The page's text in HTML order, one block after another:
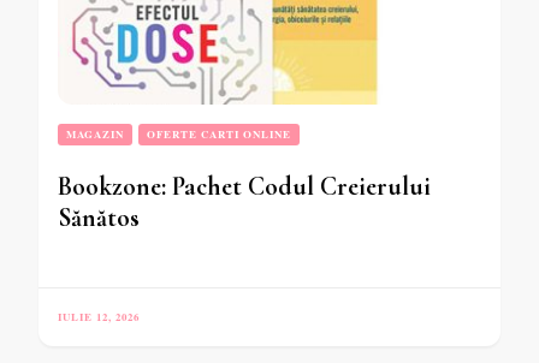
MAGAZIN OFERTE CARTI ONLINE
Bookzone: Pachet Codul Creierului
Sănătos
IULIE 12, 2026